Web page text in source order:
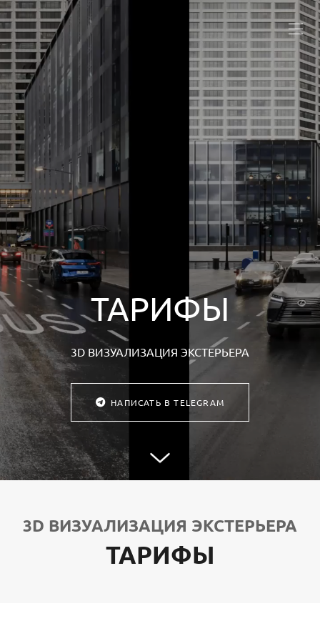
ТАРИФЫ
3D ВИЗУАЛИЗАЦИЯ ЭКСТЕРЬЕРА
НАПИСАТЬ В TELEGRAM
3D ВИЗУАЛИЗАЦИЯ ЭКСТЕРЬЕРА
ТАРИФЫ